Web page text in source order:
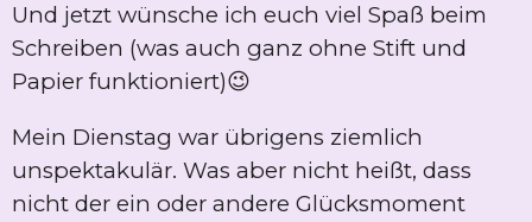
Und jetzt wünsche ich euch viel Spaß beim
Schreiben (was auch ganz ohne Stift und
Papier funktioniert)😉
Mein Dienstag war übrigens ziemlich
unspektakulär. Was aber nicht heißt, dass
nicht der ein oder andere Glücksmoment